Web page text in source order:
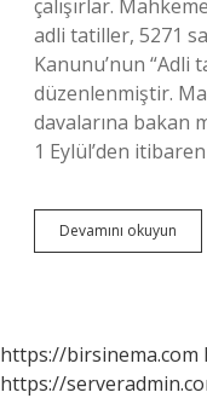
çalışırlar.
adli tatiller, 5271
Kanunu’nun “Adli
düzenlenmiştir.
davalarına bakan
1 Eylül’den
Devamını okuyun
Yazın
https://birsinema.com
https://